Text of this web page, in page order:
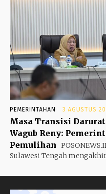
PEMERINTAHAN 3 AGUSTUS
Masa Transisi
Wagub Reny:
Pemulihan
Sulawesi Tengah